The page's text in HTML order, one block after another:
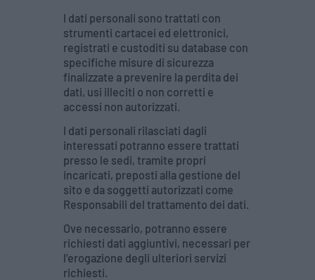
I dati personali sono trattati con
strumenti cartacei ed elettronici,
registrati e custoditi su database con
specifiche misure di sicurezza
finalizzate a prevenire la perdita dei
dati, usi illeciti o non corretti e
accessi non autorizzati.
I dati personali rilasciati dagli
interessati potranno essere trattati
presso le sedi, tramite propri
incaricati, preposti alla gestione del
sito e da soggetti autorizzati come
Responsabili del trattamento dei dati.
Ove necessario, potranno essere
richiesti dati aggiuntivi, necessari per
l’erogazione degli ulteriori servizi
richiesti.